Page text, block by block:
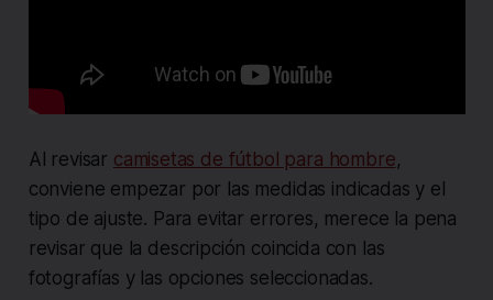
Al revisar camisetas de fútbol para hombre,
conviene empezar por las medidas indicadas y el
tipo de ajuste. Para evitar errores, merece la pena
revisar que la descripción coincida con las
fotografías y las opciones seleccionadas.